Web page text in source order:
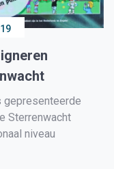
gepresenteerde
Sterrenwacht
niveau